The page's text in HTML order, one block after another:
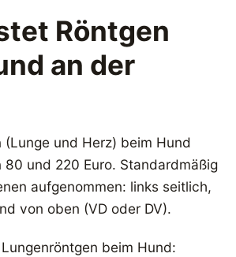
Röntgen
an der
(Lunge und Herz) beim Hund
und 220 Euro. Standardmäßig
aufgenommen: links seitlich,
von oben (VD oder DV).
beim Hund: